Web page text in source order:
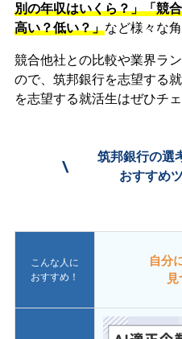
別の年収はいくら？」「競
高い？低い？」など様々な
競合他社との比較や業界ラ
ので、筑邦銀行を志望する
を志望する就活生はぜひチ
\
筑邦銀行の選
おすすめ
こんな人に
おすすめ！
自分
見